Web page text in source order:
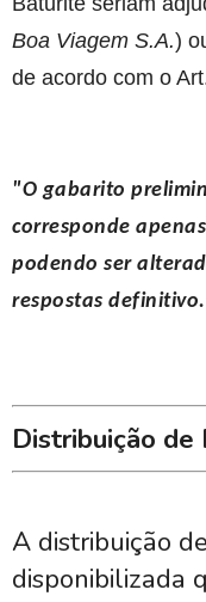
Boa Viagem S.A.)
de acordo com o
"O gabarito
corresponde
podendo ser
respostas
Distribuição de
A distribuição
disponibilizada